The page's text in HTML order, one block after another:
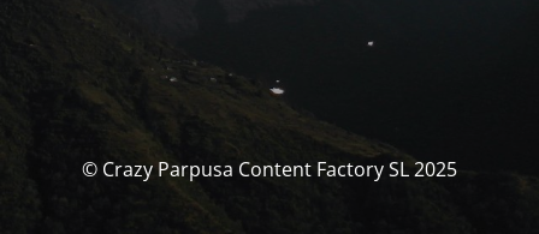
© Crazy Parpusa Content Factory SL 2025